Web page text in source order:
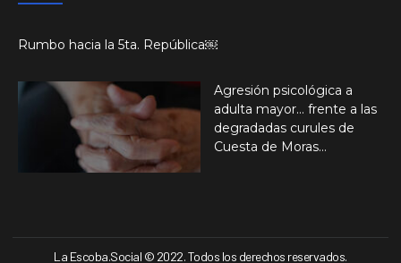
Rumbo hacia la 5ta. República￼
Agresión psicológica a
adulta mayor… frente a las
degradadas curules de
Cuesta de Moras…
La Escoba.Social © 2022. Todos los derechos reservados.